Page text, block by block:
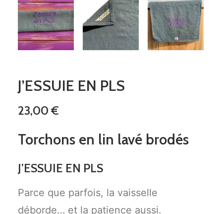
J’ESSUIE EN PLS
23,00 €
Torchons en lin lavé brodés
J’ESSUIE EN PLS
Parce que parfois, la vaisselle
déborde… et la patience aussi.